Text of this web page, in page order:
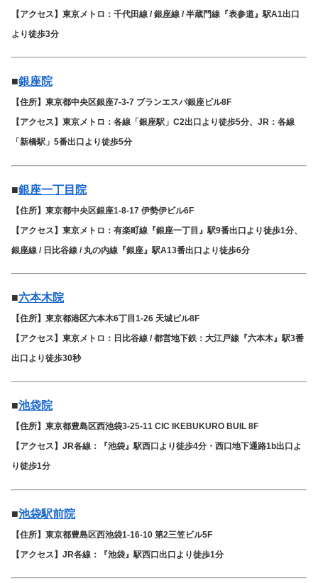
【アクセス】東京メトロ：千代田線 / 銀座線 / 半蔵門線『表参道』駅A1出口
より徒歩3分
■銀座院
【住所】東京都中央区銀座7-3-7 ブランエスパ銀座ビル8F
【アクセス】東京メトロ：各線「銀座駅」C2出口より徒歩5分、JR：各線
「新橋駅」5番出口より徒歩5分
■銀座一丁目院
【住所】東京都中央区銀座1-8-17 伊勢伊ビル6F
【アクセス】東京メトロ：有楽町線『銀座一丁目』駅9番出口より徒歩1分、
銀座線 / 日比谷線 / 丸の内線『銀座』駅A13番出口より徒歩6分
■六本木院
【住所】東京都港区六本木6丁目1-26 天城ビル8F
【アクセス】東京メトロ：日比谷線 / 都営地下鉄：大江戸線『六本木』駅3番
出口より徒歩30秒
■池袋院
【住所】東京都豊島区西池袋3-25-11 CIC IKEBUKURO BUIL 8F
【アクセス】JR各線：『池袋』駅西口より徒歩4分・西口地下通路1b出口よ
り徒歩1分
■池袋駅前院
【住所】東京都豊島区西池袋1-16-10 第2三笠ビル5F
【アクセス】JR各線：『池袋』駅西口出口より徒歩1分